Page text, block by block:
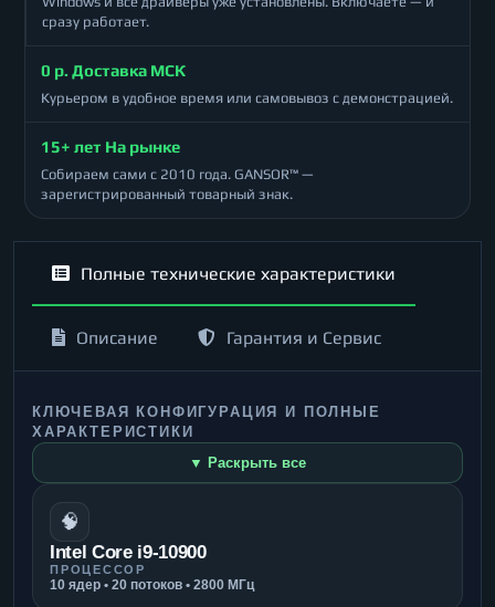
сразу работает.
0 р. Доставка МСК
Курьером в удобное время или самовывоз с демонстрацией.
15+ лет На рынке
Собираем сами с 2010 года. GANSOR™ —
зарегистрированный товарный знак.
Полные технические характеристики
Описание Гарантия и Сервис
КЛЮЧЕВАЯ КОНФИГУРАЦИЯ И ПОЛНЫЕ
ХАРАКТЕРИСТИКИ
▼ Раскрыть все
🧠
Intel Core i9-10900
ПРОЦЕССОР
10 ядер • 20 потоков • 2800 МГц